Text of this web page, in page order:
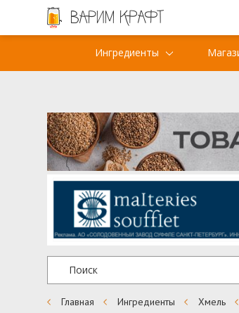
Ингредиенты
Главная Ингредиенты Хмель